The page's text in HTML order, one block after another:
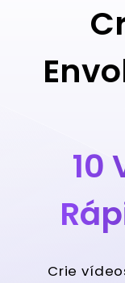
10
Crie